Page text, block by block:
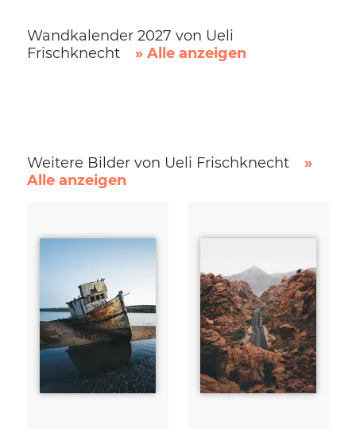
Wandkalender 2027 von Ueli
Frischknecht
» Alle anzeigen
Weitere Bilder von Ueli Frischknecht
»
Alle anzeigen